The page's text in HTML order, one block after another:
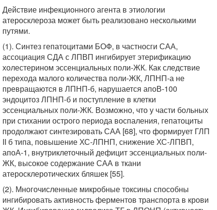
Действие инфекционного агента в этиологии
атеросклероза может быть реализовано несколькими
путями.
(1). Синтез гепатоцитами БОФ, в частносги САА,
ассоциация СДА с ЛПВП ингибирует этерификацию
холестерином эссенциальных поли-ЖК. Как следствие
перехода малого количества поли-ЖК, ЛПНП-а не
превращаются в ЛПНП-б, нарушается апоВ-100
эндоцитоз ЛПНП-б и поступление в клетки
эссенциальных поли-ЖК. Возможно, что у части больных
при стихании острого периода воспаления, гепатоциты
продолжают синтезировать САА [68], что формирует ГЛП
II б типа, повышение ХС-ЛПНП, снижение ХС-ЛПВП,
апоА-1, внутриклеточный дефицит эссенциальных поли-
ЖК, высокое содержание САА в ткани
атеросклеротических бляшек [55].
(2). Многочисленные микробные токсины способны
ингибировать активность ферментов транспорта в крови